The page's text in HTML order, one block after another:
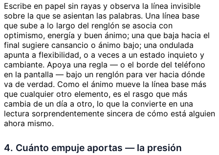
Escribe en papel sin rayas y observa la línea invisible
sobre la que se asientan las palabras. Una línea base
que sube a lo largo del renglón se asocia con
optimismo, energía y buen ánimo; una que baja hacia el
final sugiere cansancio o ánimo bajo; una ondulada
apunta a flexibilidad, o a veces a un estado inquieto y
cambiante. Apoya una regla — o el borde del teléfono
en la pantalla — bajo un renglón para ver hacia dónde
va de verdad. Como el ánimo mueve la línea base más
que cualquier otro elemento, es el rasgo que más
cambia de un día a otro, lo que la convierte en una
lectura sorprendentemente sincera de cómo está alguien
ahora mismo.
4. Cuánto empuje aportas — la presión